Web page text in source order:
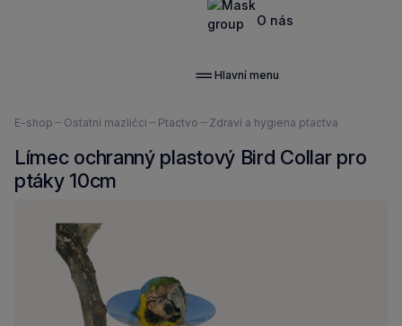
O nás
Hlavní menu
Nacházíte
zde:
E-shop Ostatní mazlíčci Ptactvo Zdraví a hygiena ptactva
Límec ochranný plastový Bird Collar pro
ptáky 10cm